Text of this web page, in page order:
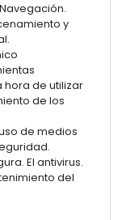
y
hora de utilizar
de los
de medios
El antivirus.
del